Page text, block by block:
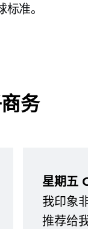
准。
务
星期五
我印象
推荐给